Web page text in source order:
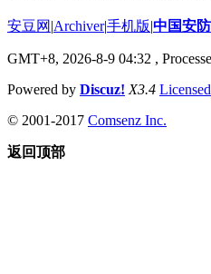
安豆网 |Archiver|手机版|中国安
GMT+8, 2026-8-9 04:32 ,
Powered by Discuz! X3.4 Licensed
© 2001-2017 Comsenz Inc.
返回顶部